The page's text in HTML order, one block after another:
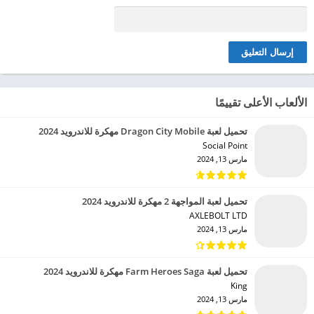
الألعاب الأعلى تقييمًا
تحميل لعبة Dragon City Mobile مهكرة للاندرويد 2024
Social Point‏
مارس 13, 2024
تحميل لعبة المواجهة 2 مهكرة للاندرويد 2024
AXLEBOLT LTD‏
مارس 13, 2024
تحميل لعبة Farm Heroes Saga مهكرة للاندرويد 2024
King‏
مارس 13, 2024